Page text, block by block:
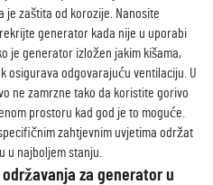
je zaštita od korozije. Nanosite
generator kada nije u uporabi
je generator izložen jakim kišama,
osigurava odgovarajuću ventilaciju. U
ne zamrzne tako da koristite gorivo
prostoru kad god je to moguće.
zahtjevnim uvjetima održat
u najboljem stanju.
za generator u